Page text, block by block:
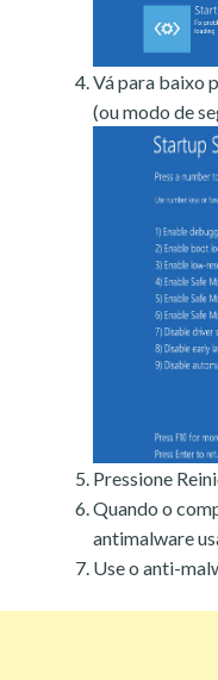
Vá para baixo
(ou modo de
Pressione
Quando o
antimalware
Use o anti-